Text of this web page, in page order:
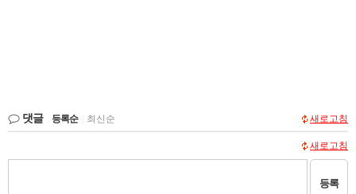
댓글 등록순 최신순 새로고침
새로고침
등록